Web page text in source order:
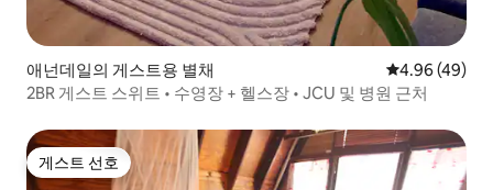
애넌데일의 게스트용 별채 평점 4.96점(5
4.96 (49)
2BR 게스트 스위트 • 수영장 + 헬스장 • JCU 및 병원 근처
게스트 선호
게스트 선호